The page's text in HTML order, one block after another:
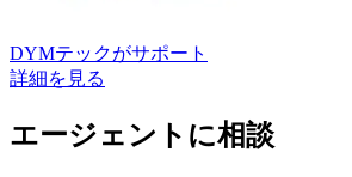
DYMテックがサポート
詳細を見る
エージェントに相談